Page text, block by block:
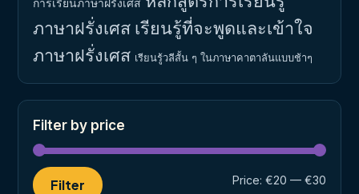
ภาษาฝรั่งเศส เรียนรู้ที่จะพูดและเข้าใจ
ภาษาฝรั่งเศส เรียนรู้วลีสั้น ๆ ในภาษาคาตาลันแบบช้าๆ
Filter by price
Filter Price: €20 — €30